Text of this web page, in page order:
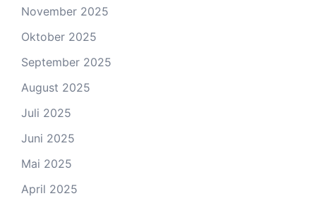
November 2025
Oktober 2025
September 2025
August 2025
Juli 2025
Juni 2025
Mai 2025
April 2025